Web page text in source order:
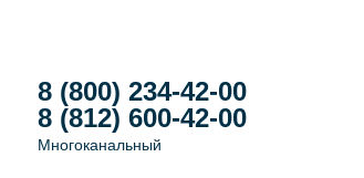
8 (800) 234-42-00
8 (812) 600-42-00
Многоканальный